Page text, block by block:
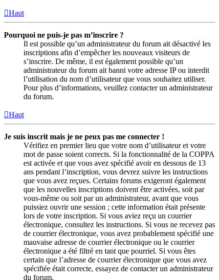
Haut
Pourquoi ne puis-je pas m’inscrire ?
Il est possible qu’un administrateur du forum ait désactivé les
inscriptions afin d’empêcher les nouveaux visiteurs de
s’inscrire. De même, il est également possible qu’un
administrateur du forum ait banni votre adresse IP ou interdit
l’utilisation du nom d’utilisateur que vous souhaitez utiliser.
Pour plus d’informations, veuillez contacter un administrateur
du forum.
Haut
Je suis inscrit mais je ne peux pas me connecter !
Vérifiez en premier lieu que votre nom d’utilisateur et votre
mot de passe soient corrects. Si la fonctionnalité de la COPPA
est activée et que vous avez spécifié avoir en dessous de 13
ans pendant l’inscription, vous devrez suivre les instructions
que vous avez reçues. Certains forums exigeront également
que les nouvelles inscriptions doivent être activées, soit par
vous-même ou soit par un administrateur, avant que vous
puissiez ouvrir une session ; cette information était présente
lors de votre inscription. Si vous aviez reçu un courrier
électronique, consultez les instructions. Si vous ne recevez pas
de courrier électronique, vous avez probablement spécifié une
mauvaise adresse de courrier électronique ou le courrier
électronique a été filtré en tant que pourriel. Si vous êtes
certain que l’adresse de courrier électronique que vous avez
spécifiée était correcte, essayez de contacter un administrateur
du forum.